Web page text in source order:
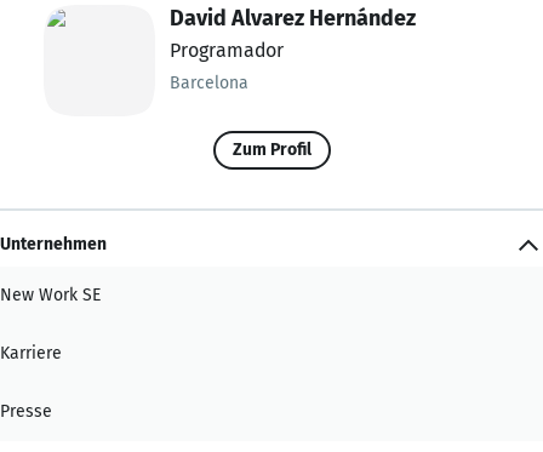
David Alvarez Hernández
Programador
Barcelona
Zum Profil
Unternehmen
New Work SE
Karriere
Presse